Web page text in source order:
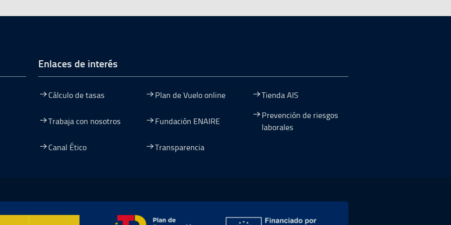
página
ventanaventana
una nueva ventana
Enlaces de interés
Cálculo de tasas Plan de Vuelo online Tienda AIS
Trabaja con nosotros Fundación ENAIRE
Prevención de riesgos
laborales
Canal Ético
Transparencia
y Resiliencia, abre en ventana nueva